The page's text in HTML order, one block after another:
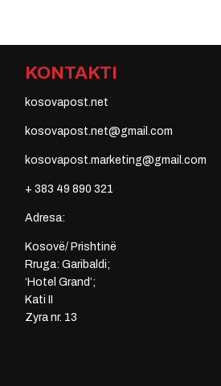
KONTAKTI
kosovapost.net
kosovapost.net@gmail.com
kosovapost.marketing@gmail.com
+ 383 49 890 321
Adresa:
Kosovë/ Prishtinë
Rruga: Garibaldi;
‘Hotel Grand’;
Kati II
Zyra nr. 13